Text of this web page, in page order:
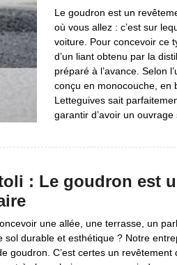
Le goudron est un
où vous allez : c’est sur
voiture. Pour concevoir ce
d’un liant obtenu par la
préparé à l’avance. Selon
conçu en monocouche, en
Letteguives sait
garantir d’avoir un
: Le goudron est
une allée, une terrasse, un
sol durable et esthétique ? Notre
goudron. C’est certes un